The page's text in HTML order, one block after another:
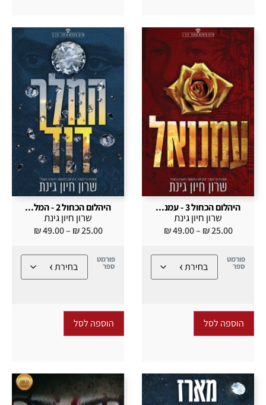
היהלום הכחול 3 - עמנ...
שרון חיון גינת
₪25.00
–
₪49.00
פורמט
ספר
הוספה לסל
היהלום הכחול 2 - המל...
שרון חיון גינת
₪25.00
–
₪49.00
פורמט
ספר
הוספה לסל